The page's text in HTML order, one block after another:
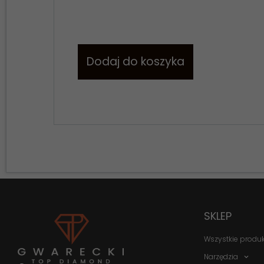
Dodaj do koszyka
SKLEP
Wszystkie
Narzędzia